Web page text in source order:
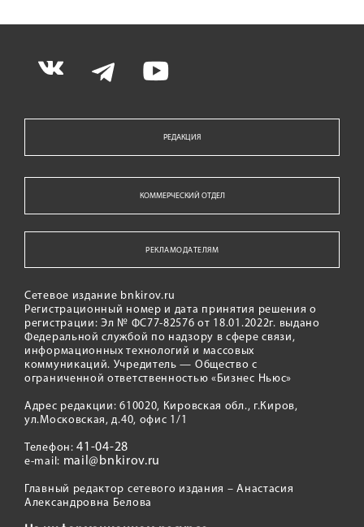
РЕДАКЦИЯ
КОММЕРЧЕСКИЙ ОТДЕЛ
РЕКЛАМОДАТЕЛЯМ
Сетевое издание bnkirov.ru
Регистрационный номер и дата принятия решения о
регистрации: Эл № ФС77-82576 от 18.01.2022г. выдано
Федеральной службой по надзору в сфере связи,
информационных технологий и массовых
коммуникаций. Учредитель — Общество с
ограниченной ответственностью «Бизнес Ньюс»
Адрес редакции: 610020, Кировская обл., г.Киров,
ул.Московская, д.40, офис 1/1
Телефон:41-04-28
e-mail: mail@bnkirov.ru
Главный редактор сетевого издания – Анастасия
Александровна Белова